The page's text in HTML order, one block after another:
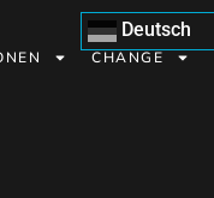
Deutsch
CHANGE